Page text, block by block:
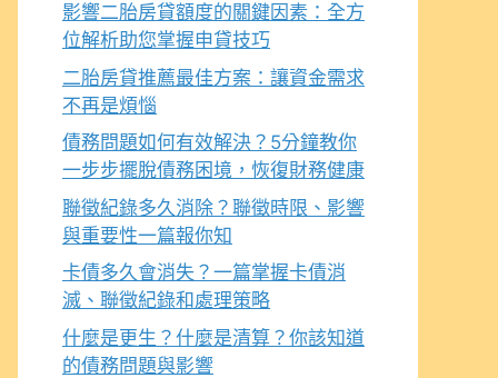
影響二胎房貸額度的關鍵因素：全方
位解析助您掌握申貸技巧
二胎房貸推薦最佳方案：讓資金需求
不再是煩惱
債務問題如何有效解決？5分鐘教你
一步步擺脫債務困境，恢復財務健康
聯徵紀錄多久消除？聯徵時限、影響
與重要性一篇報你知
卡債多久會消失？一篇掌握卡債消
滅、聯徵紀錄和處理策略
什麼是更生？什麼是清算？你該知道
的債務問題與影響